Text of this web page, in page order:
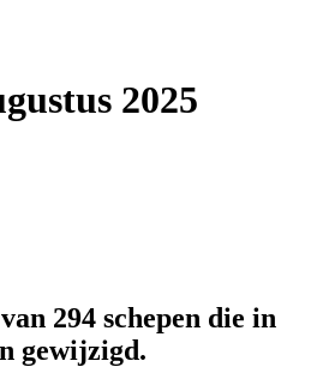
2025
294 schepen die in
gewijzigd.